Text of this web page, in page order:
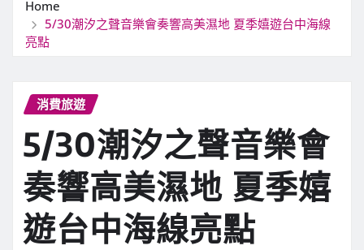
Home
5/30潮汐之聲音樂會奏響高美濕地 夏季嬉遊台中海線
亮點
消費旅遊
5/30潮汐之聲音樂會
奏響高美濕地 夏季嬉
遊台中海線亮點